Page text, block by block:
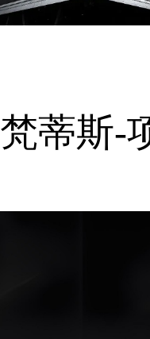
梵蒂斯-